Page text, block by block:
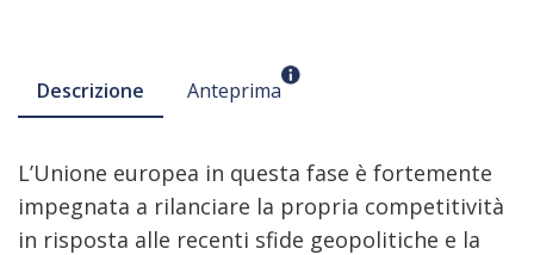
Descrizione Anteprima
L’Unione europea in questa fase è fortemente
impegnata a rilanciare la propria competitività
in risposta alle recenti sfide geopolitiche e la